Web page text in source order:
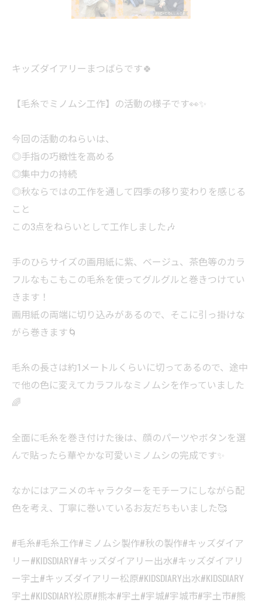
キッズダイアリーまつばらです🍀
【毛糸でミノムシ工作】の活動の様子です👀✨
今回の活動のねらいは、
◎手指の巧緻性を高める
◎集中力の持続
◎秋ならではの工作を通して四季の移り変わりを感じる
こと
この3点をねらいとして工作しました🎶
手のひらサイズの画用紙に紫、ベージュ、茶色等のカラ
フルなもこもこの毛糸を使ってグルグルと巻きつけてい
きます！
画用紙の両端に切り込みがあるので、そこに引っ掛けな
がら巻きます🌀
毛糸の長さは約1メートルくらいに切ってあるので、途中
で他の色に変えてカラフルなミノムシを作っていました
🌈
全面に毛糸を巻き付けた後は、顔のパーツやボタンを選
んで貼ったら華やかな可愛いミノムシの完成です✨
なかにはアニメのキャラクターをモチーフにしながら配
色を考え、丁寧に巻いているお友だちもいました🥰
#毛糸#毛糸工作#ミノムシ製作#秋の製作#キッズダイア
リー#KIDSDIARY#キッズダイアリー出水#キッズダイアリ
ー宇土#キッズダイアリー松原#KIDSDIARY出水#KIDSDIARY
宇土#KIDSDIARY松原#熊本#宇土#宇城#宇城市#宇土市#熊